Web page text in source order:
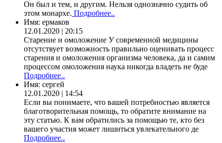
Он был и тем, и другим. Нельзя однозначно судить об
этом монархе. Подробнее..
Имя: ермаков
12.01.2020 | 20:15
Старение и омоложение У современной медицины
отсутствует возможность правильно оценивать процесс
старения и омоложения организма человека, да и самим
процессом омоложения наука никогда владеть не буде
Подробнее..
Имя: сергей
12.01.2020 | 14:54
Если вы понимаете, что вашей потребностью является
благотворительная помощь, то обратите внимание на
эту статью. К вам обратились за помощью те, кто без
вашего участия может лишиться увлекательного де
Подробнее..